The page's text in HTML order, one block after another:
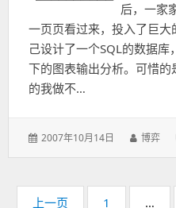
后，一家
一页页看过来，投入了巨
己设计了一个SQL的数据库
下的图表输出分析。可惜
的我做不…
发
2007年10月14日
作
博弈
分
上一页 页
1 …